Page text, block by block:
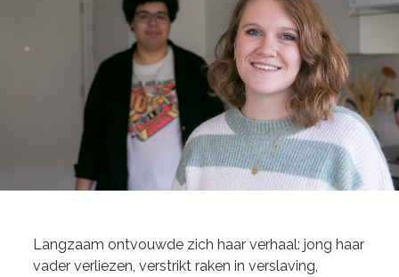
Langzaam ontvouwde zich haar verhaal: jong haar
vader verliezen, verstrikt raken in verslaving,